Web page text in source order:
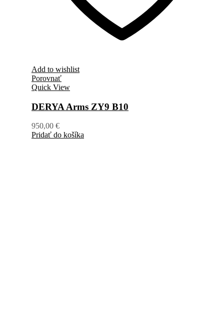
Add to wishlist
Porovnať
Quick View
DERYA Arms ZY9 B10
950,00 €
Pridať do košíka